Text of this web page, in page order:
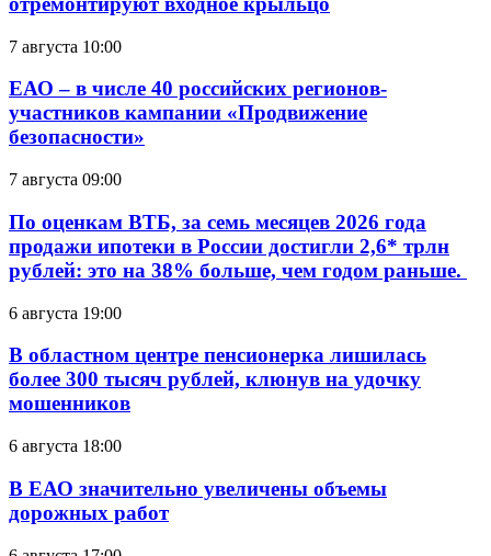
7 августа 10:00
ЕАО – в числе 40 российских регионов-
участников кампании «Продвижение
безопасности»
7 августа 09:00
По оценкам ВТБ, за семь месяцев 2026 года
продажи ипотеки в России достигли 2,6* трлн
рублей: это на 38% больше, чем годом раньше.
6 августа 19:00
В областном центре пенсионерка лишилась
более 300 тысяч рублей, клюнув на удочку
мошенников
6 августа 18:00
В ЕАО значительно увеличены объемы
дорожных работ